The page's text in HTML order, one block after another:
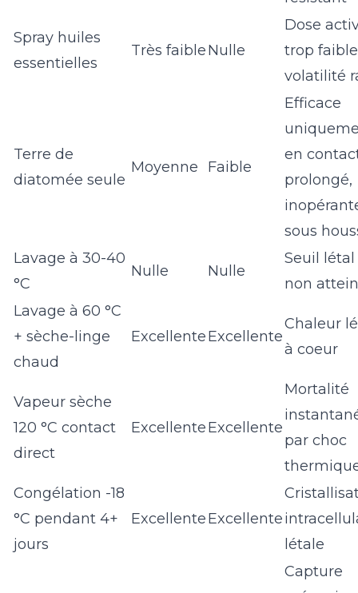
Spray huiles
essentielles
Très faibleNulle
Dose
trop
volatilité
Terre de
diatomée seule
Moyenne Faible
Efficace
en
prolongé,
sous
Lavage à 30-40
°C
Nulle Nulle
Seuil létal
non
Lavage à 60 °C
+ sèche-linge
chaud
ExcellenteExcellente
Chaleur
à coeur
Vapeur sèche
120 °C contact
direct
ExcellenteExcellente
Mortalité
par choc
Congélation -18
°C pendant 4+
jours
ExcellenteExcellente
létale
Capture